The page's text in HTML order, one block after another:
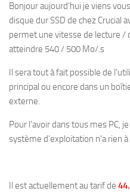
Bonjour aujourd’hui je viens
disque dur SSD de chez Crucial
permet une vitesse de lecture /
atteindre 540 / 500 Mo/.s
Il sera tout à fait possible de
principal ou encore dans un
externe.
Pour l’avoir dans tous mes PC,
système d’exploitation n’a rien
Il est actuellement au tarif de